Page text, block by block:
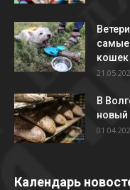
кошек
В
новый
Календарь